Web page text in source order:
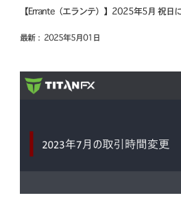
【Errante（エランテ）】2025年5月 祝日
最新： 2025年5月01日